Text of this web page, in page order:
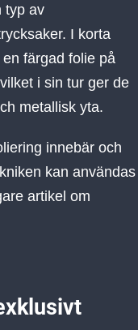
typ av
I korta
färgad folie på
i sin tur ger de
metallisk yta.
innebär och
kan användas
artikel om